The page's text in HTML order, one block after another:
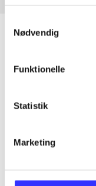
Nødvendig
Funktionelle
Statistik
Marketing
Artikler